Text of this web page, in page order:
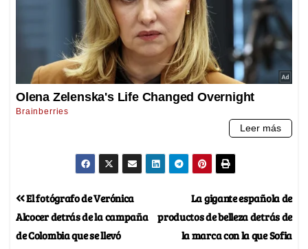
La gigante española de
productos de belleza detrás de
la marca con la que Sofia
El fotógrafo de Verónica
Alcocer detrás de la campaña
de Colombia que se llevó